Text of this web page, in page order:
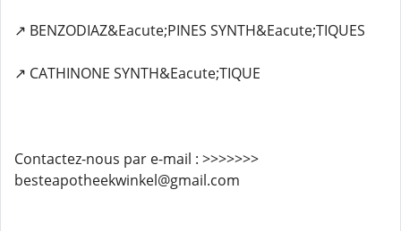
↗️ BENZODIAZ&Eacute;PINES SYNTH&Eacute;TIQUES
↗️ CATHINONE SYNTH&Eacute;TIQUE
Contactez-nous par e-mail : >>>>>>>
besteapotheekwinkel@gmail.com